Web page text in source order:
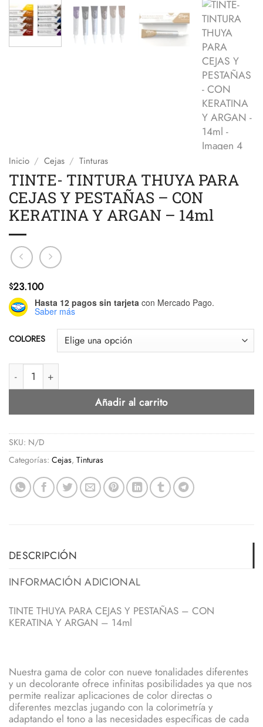
Inicio / Cejas / Tinturas
TINTE- TINTURA THUYA PARA
CEJAS Y PESTAÑAS – CON
KERATINA Y ARGAN – 14ml
$23.100
Hasta 12 pagos sin tarjeta con Mercado Pago.
Saber más
COLORES
TINTE- TINTURA THUYA PARA CEJAS Y PESTAÑAS - CON
Añadir al carrito
SKU: N/D
Categorías: Cejas, Tinturas
DESCRIPCIÓN
INFORMACIÓN ADICIONAL
TINTE THUYA PARA CEJAS Y PESTAÑAS – CON
KERATINA Y ARGAN – 14ml
Nuestra gama de color con nueve tonalidades diferentes
y un decolorante ofrece infinitas posibilidades ya que nos
permite realizar aplicaciones de color directas o
diferentes mezclas jugando con la colorimetría y
adaptando el tono a las necesidades específicas de cada